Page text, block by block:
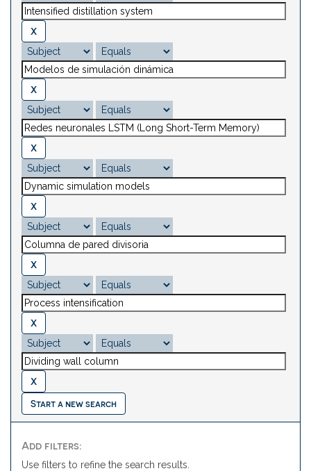
Start a new search
Add filters:
Use filters to refine the search results.